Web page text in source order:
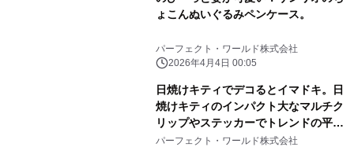
ょこんぬいぐるみペンケース。
パーフェクト・ワールド株式会社
2026年4月4日 00:05
日焼けキティでデコるとイマドキ。日
焼けキティのインパクト大なマルチク
リップやステッカーでトレンドの平成
レトロ感ばっちりです。
パーフェクト・ワールド株式会社